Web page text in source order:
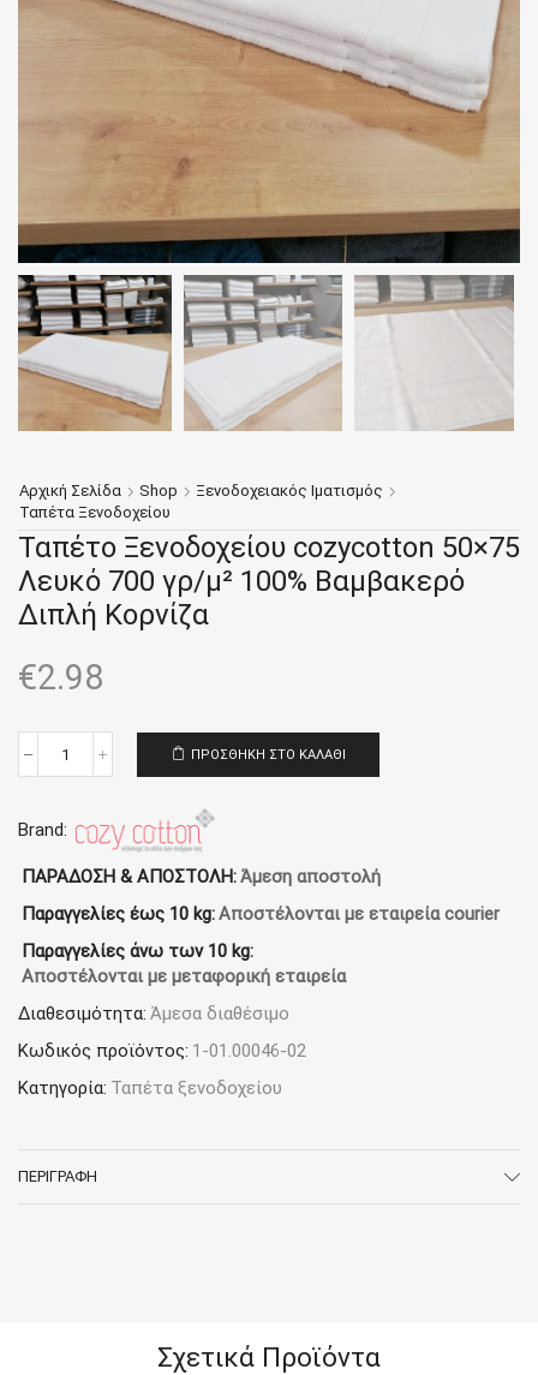
Αρχική Σελίδα Shop
Ξενοδοχειακός Ιματισμός
Ταπέτα Ξενοδοχείου
Ταπέτο Ξενοδοχείου cozycotton 50×75
Λευκό 700 γρ/μ² 100% Βαμβακερό
Διπλή Κορνίζα
€2.98
Ταπέτο
50x75
Λευκό
700
μ²
Βαμβακερό
Διπλή
ποσότητα
ΠΡΟΣΘΉΚΗ ΣΤΟ ΚΑΛΆΘΙ
Brand:
ΠΑΡΑΔΟΣΗ & ΑΠΟΣΤΟΛΗ:Άμεση αποστολή
Παραγγελίες έως 10 kg:Αποστέλονται με εταιρεία courier
Παραγγελίες άνω των 10 kg:
Αποστέλονται με μεταφορική εταιρεία
Διαθεσιμότητα: Άμεσα διαθέσιμο
Κωδικός προϊόντος: 1-01.00046-02
Κατηγορία: Ταπέτα ξενοδοχείου
ΠΕΡΙΓΡΑΦΉ
Σχετικά Προϊόντα